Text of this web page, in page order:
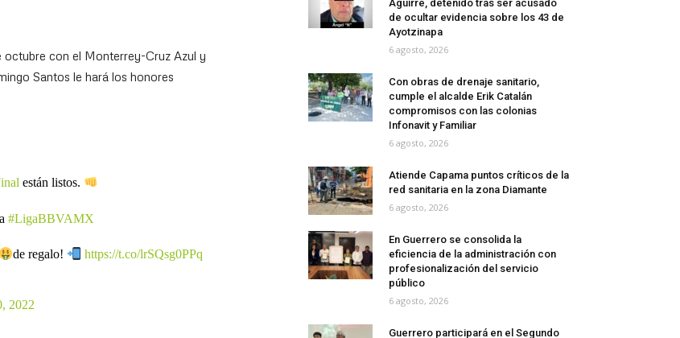
octubre con el Monterrey-Cruz Azul y
Santos le hará los honores
están listos.
#LigaBBVAMX
de regalo!
https://t.co/lrSQsg0PPq
2022
Aguirre, detenido tras ser acusado
de ocultar evidencia sobre los 43 de
Ayotzinapa
6 agosto, 2026
Con obras de drenaje sanitario,
cumple el alcalde Erik Catalán
compromisos con las colonias
Infonavit y Familiar
6 agosto, 2026
Atiende Capama puntos críticos de la
red sanitaria en la zona Diamante
6 agosto, 2026
En Guerrero se consolida la
eficiencia de la administración con
profesionalización del servicio
público
6 agosto, 2026
Guerrero participará en el Segundo